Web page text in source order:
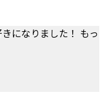
になりました！ もっ